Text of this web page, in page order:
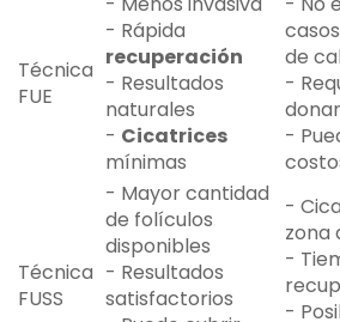
Técnica
FUE
- Rápida
recuperación
- Resultados
naturales
- Cicatrices
mínimas
de
-
-
Técnica
FUSS
- Mayor cantidad
de folículos
disponibles
- Resultados
satisfactorios
-
zona
-
-